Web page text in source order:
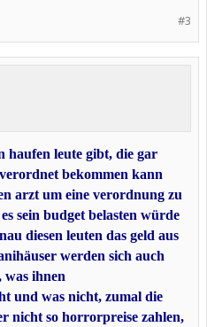
#3
haufen leute gibt, die gar
bekommen kann
arzt um eine verordnung zu
sein budget belasten würde
diesen leuten das geld aus
werden sich auch
was ihnen
und was nicht, zumal die
nicht so horrorpreise zahlen,